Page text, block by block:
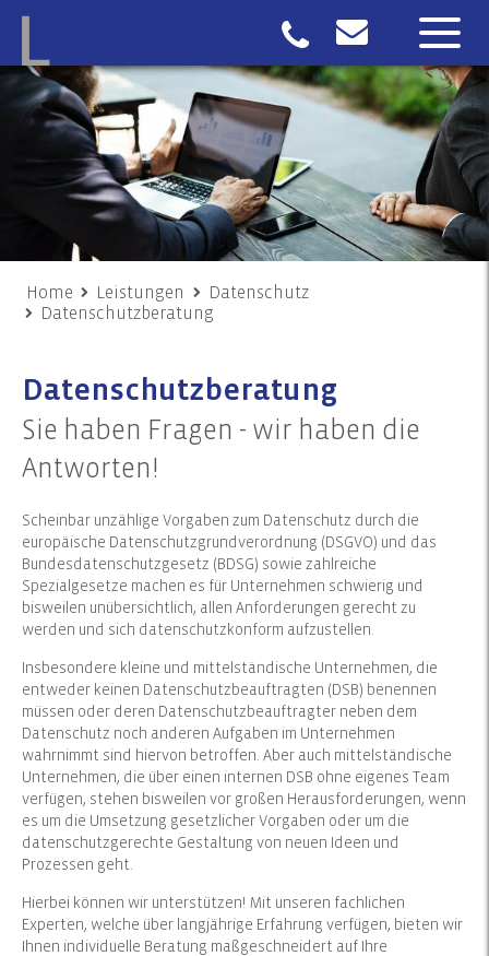
Home Leistungen
Datenschutz
Datenschutzberatung
Datenschutzberatung
Sie haben Fragen - wir haben die
Antworten!
Scheinbar unzählige Vorgaben zum Datenschutz durch die
europäische Datenschutzgrundverordnung (DSGVO) und das
Bundesdatenschutzgesetz (BDSG) sowie zahlreiche
Spezialgesetze machen es für Unternehmen schwierig und
bisweilen unübersichtlich, allen Anforderungen gerecht zu
werden und sich datenschutzkonform aufzustellen.
Insbesondere kleine und mittelständische Unternehmen, die
entweder keinen Datenschutzbeauftragten (DSB) benennen
müssen oder deren Datenschutzbeauftragter neben dem
Datenschutz noch anderen Aufgaben im Unternehmen
wahrnimmt sind hiervon betroffen. Aber auch mittelständische
Unternehmen, die über einen internen DSB ohne eigenes Team
verfügen, stehen bisweilen vor großen Herausforderungen, wenn
es um die Umsetzung gesetzlicher Vorgaben oder um die
datenschutzgerechte Gestaltung von neuen Ideen und
Prozessen geht.
Hierbei können wir unterstützen! Mit unseren fachlichen
Experten, welche über langjährige Erfahrung verfügen, bieten wir
Ihnen individuelle Beratung maßgeschneidert auf Ihre